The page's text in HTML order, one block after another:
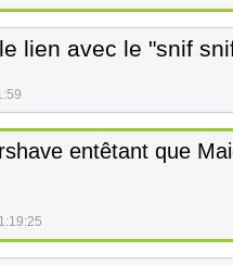
lien avec le "snif
entêtant que